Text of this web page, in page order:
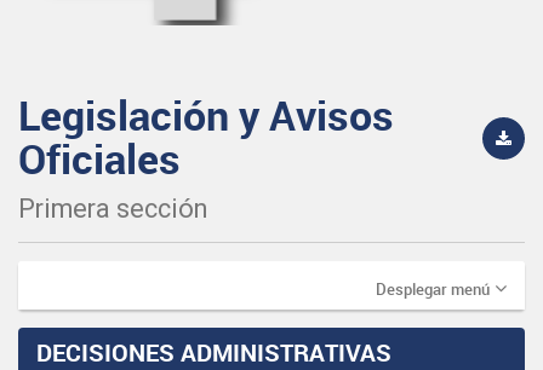
Legislación y Avisos
Oficiales
Primera sección
Desplegar menú
DECISIONES ADMINISTRATIVAS